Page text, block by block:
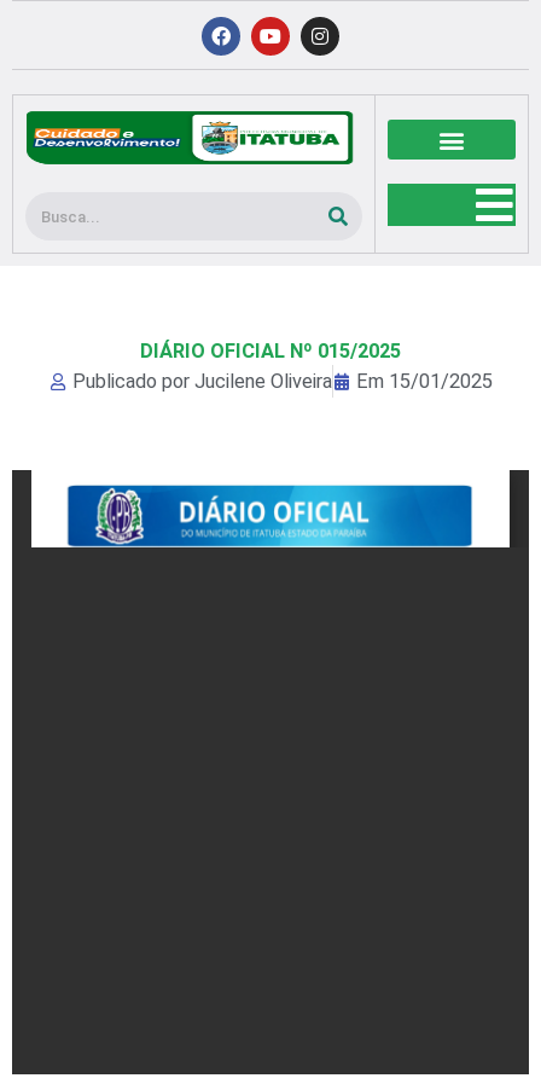
conteúdo
F
a
c
b
o
o
k
Y
o
u
u
b
e
I
n
s
a
g
r
a
Pesquisar
DIÁRIO OFICIAL Nº 015/2025
Publicado por Jucilene Oliveira Em 15/01/2025